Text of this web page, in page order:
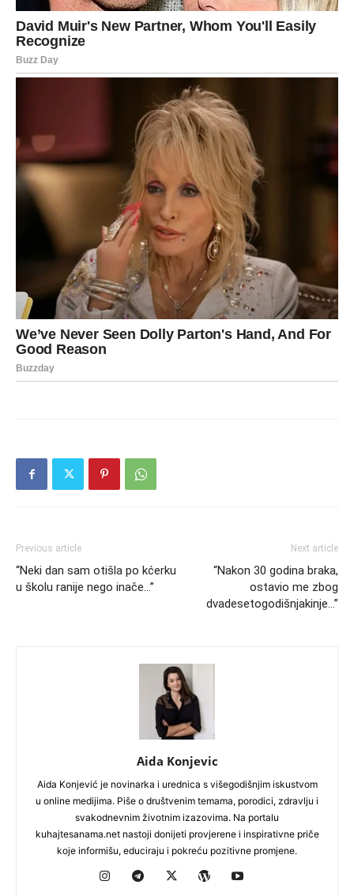
Previous article
“Neki dan sam otišla po kćerku
u školu ranije nego inače…”
Next article
“Nakon 30 godina braka,
ostavio me zbog
dvadesetogodišnjakinje…”
Aida Konjevic
Aida Konjević je novinarka i urednica s višegodišnjim iskustvom
u online medijima. Piše o društvenim temama, porodici, zdravlju i
svakodnevnim životnim izazovima. Na portalu
kuhajtesanama.net nastoji donijeti provjerene i inspirativne priče
koje informišu, educiraju i pokreću pozitivne promjene.